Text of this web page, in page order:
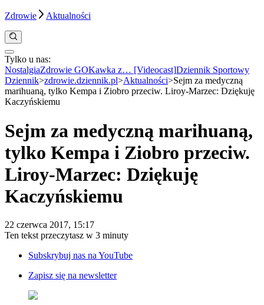
Zdrowie Aktualności
Anuluj
Wiadomości
Kraj
Świat
Polityka
Gospodarka
Emerytury
Praca
Twoje finanse
Finanse
Auto
Aktualności
Automotive
Jednoślady
Drogi
Tylko u nas:
NostalgiaZdrowie GOKawka z… [Videocast]Dziennik Sportowy
Dziennik>zdrowie.dziennik.pl>Aktualności>Sejm za medyczną
marihuaną, tylko Kempa i Ziobro przeciw. Liroy-Marzec: Dziękuję
Kaczyńskiemu
Sejm za medyczną marihuaną,
tylko Kempa i Ziobro przeciw.
Liroy-Marzec: Dziękuję
Kaczyńskiemu
22 czerwca 2017, 15:17
Ten tekst przeczytasz w 3 minuty
Subskrybuj nas na YouTube
Zapisz się na newsletter